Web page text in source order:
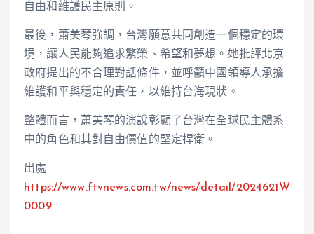
自由和維護民主原則。
最後，蕭美琴強調，台灣願意共同創造一個穩定的環
境，讓人民能夠追求繁榮、希望和夢想。她批評北京
政府提出的不合理對話條件，並呼籲中國領導人承擔
維護和平與穩定的責任，以維持台海現狀。
整體而言，蕭美琴的演說彰顯了台灣在全球民主體系
中的角色和其對自由價值的堅定捍衛。
出處
https://www.ftvnews.com.tw/news/detail/2024621W
0009